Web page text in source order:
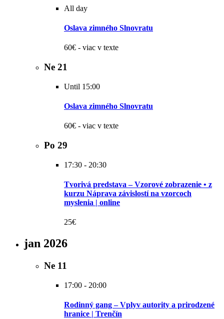
All day
Oslava zimného Slnovratu
60€ - viac v texte
Ne 21
Until 15:00
Oslava zimného Slnovratu
60€ - viac v texte
Po 29
17:30 - 20:30
Tvorivá predstava – Vzorové zobrazenie • z
kurzu Náprava závislostí na vzorcoch
myslenia | online
25€
jan 2026
Ne 11
17:00 - 20:00
Rodinný gang – Vplyv autority a prirodzené
hranice | Trenčín